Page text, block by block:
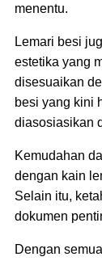
menentu.
Lemari besi
estetika yang
disesuaikan
besi yang kini
diasosiasikan
Kemudahan
dengan kain
Selain itu,
dokumen
Dengan